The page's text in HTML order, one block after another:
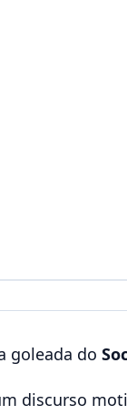
goleada do
discurso